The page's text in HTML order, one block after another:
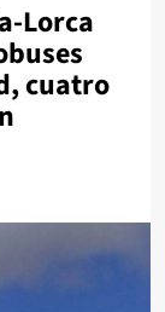
Lorca
cuatro